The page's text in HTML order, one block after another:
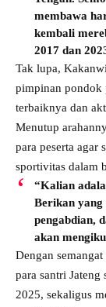
membawa
kembali
2017 dan
Tak lupa,
pimpinan pondok
terbaiknya dan
Menutup
para peserta agar
sportivitas dalam
“Kalian
Berikan
pengabdian,
akan
Dengan
para santri
2025, sekaligus